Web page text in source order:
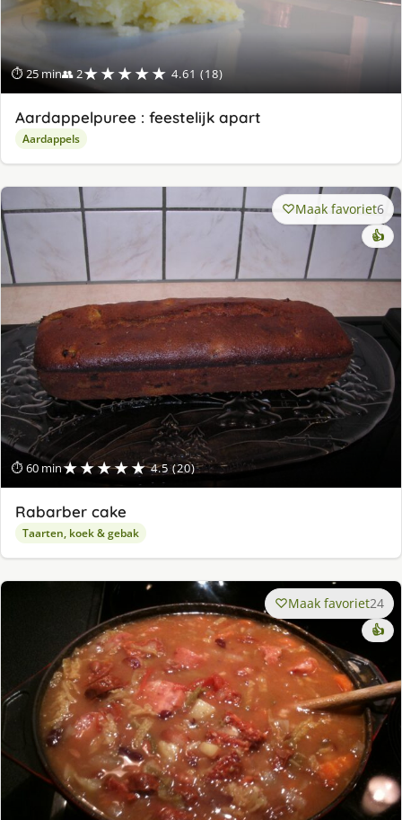
⏱ 25 min👥 2★★★★★ 4.61 (18)
Aardappelpuree : feestelijk apart
Aardappels
⏱ 60 min★★★★★ 4.5 (20)
Maak favoriet6
👍
Rabarber cake
Taarten, koek & gebak
Maak favoriet24
👍